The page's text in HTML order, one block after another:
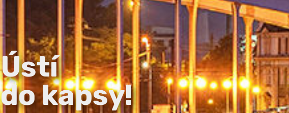
Ústí
do kapsy!